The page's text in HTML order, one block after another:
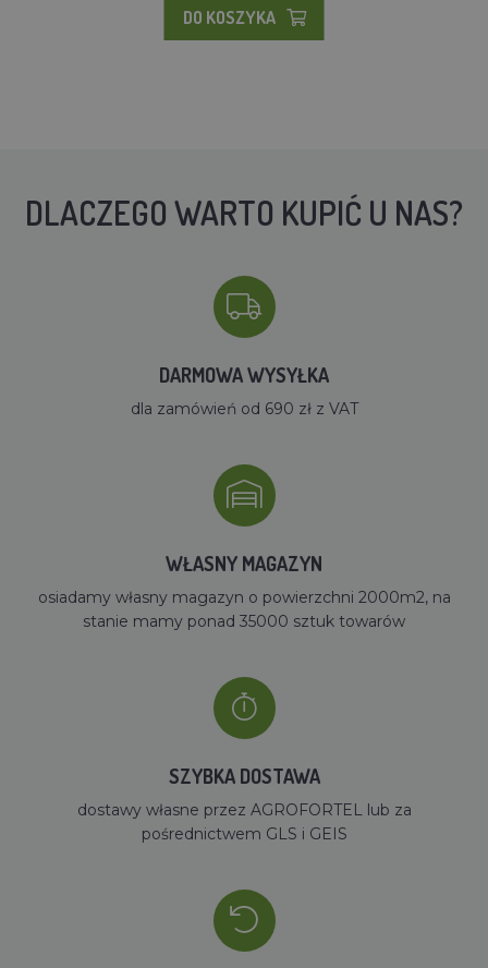
DO KOSZYKA
DLACZEGO WARTO KUPIĆ U NAS?
DARMOWA WYSYŁKA
dla zamówień od 690 zł z VAT
WŁASNY MAGAZYN
osiadamy własny magazyn o powierzchni 2000m2, na
stanie mamy ponad 35000 sztuk towarów
SZYBKA DOSTAWA
dostawy własne przez AGROFORTEL lub za
pośrednictwem GLS i GEIS